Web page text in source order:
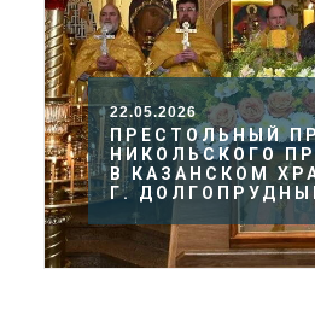
22.05.2026
ПРЕСТОЛЬНЫЙ
НИКОЛЬСКОГО
В КАЗАНСКОМ
Г.